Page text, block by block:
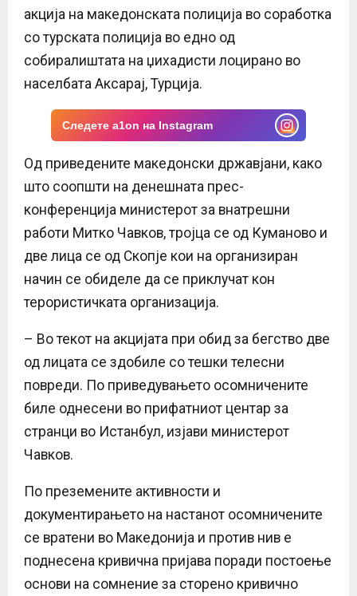
N
U
акција на македонската полиција во соработка
со турската полиција во едно од
собиралиштата на џихадисти лоцирано во
населбата Аксарај, Турција.
Следете a1on на Instagram
Од приведените македонски државјани, како
што соопшти на денешната прес-
конференција министерот за внатрешни
работи Митко Чавков, тројца се од Куманово и
две лица се од Скопје кои на организиран
начин се обиделе да се приклучат кон
терористичката организација.
– Во текот на акцијата при обид за бегство две
од лицата се здобиле со тешки телесни
повреди. По приведувањето осомничените
биле однесени во прифатниот центар за
странци во Истанбул, изјави министерот
Чавков.
По преземените активности и
документирањето на настанот осомничените
се вратени во Македонија и против нив е
поднесена кривична пријава поради постоење
основи на сомнение за сторено кривично